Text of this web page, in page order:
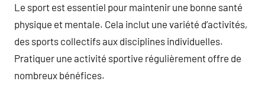
Le sport est essentiel pour maintenir une bonne santé
physique et mentale. Cela inclut une variété d’activités,
des sports collectifs aux disciplines individuelles.
Pratiquer une activité sportive régulièrement offre de
nombreux bénéfices.